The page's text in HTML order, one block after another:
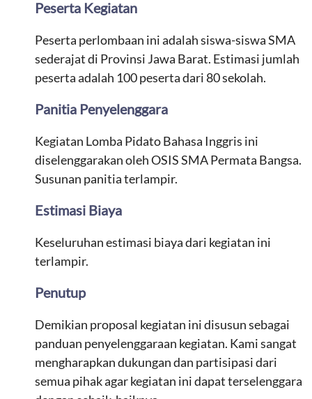
Peserta Kegiatan
Peserta perlombaan ini adalah siswa-siswa SMA
sederajat di Provinsi Jawa Barat. Estimasi jumlah
peserta adalah 100 peserta dari 80 sekolah.
Panitia Penyelenggara
Kegiatan Lomba Pidato Bahasa Inggris ini
diselenggarakan oleh OSIS SMA Permata Bangsa.
Susunan panitia terlampir.
Estimasi Biaya
Keseluruhan estimasi biaya dari kegiatan ini
terlampir.
Penutup
Demikian proposal kegiatan ini disusun sebagai
panduan penyelenggaraan kegiatan. Kami sangat
mengharapkan dukungan dan partisipasi dari
semua pihak agar kegiatan ini dapat terselenggara